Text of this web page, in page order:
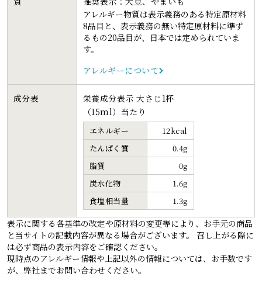
アレルギー物質は表示義務のある特定原材料
8品目と、表示義務の無い特定原材料に準ず
るもの20品目が、日本では定められていま
す。
アレルギーについて
成分表
栄養成分表示 大さじ1杯
（15ml）当たり
エネルギー
12kcal
たんぱく質
0.4g
脂質
0g
炭水化物
1.6g
食塩相当量
1.3g
表示に関する各基準の改定や原材料の変更等により、お手元の商品
と当サイトの記載内容が異なる場合がございます。 召し上がる際に
は必ず商品の表示内容をご確認ください。
現時点のアレルギー情報や上記以外の情報については、お手数です
が、弊社までお問い合わせください。